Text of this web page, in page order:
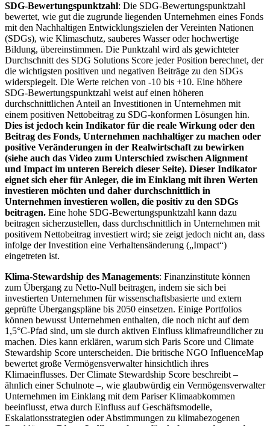
SDG-Bewertungspunktzahl: Die SDG-Bewertungspunktzahl
bewertet, wie gut die zugrunde liegenden Unternehmen eines Fonds
mit den Nachhaltigen Entwicklungszielen der Vereinten Nationen
(SDGs), wie Klimaschutz, sauberes Wasser oder hochwertige
Bildung, übereinstimmen. Die Punktzahl wird als gewichteter
Durchschnitt des SDG Solutions Score jeder Position berechnet, der
die wichtigsten positiven und negativen Beiträge zu den SDGs
widerspiegelt. Die Werte reichen von -10 bis +10. Eine höhere
SDG-Bewertungspunktzahl weist auf einen höheren
durchschnittlichen Anteil an Investitionen in Unternehmen mit
einem positiven Nettobeitrag zu SDG-konformen Lösungen hin.
Dies ist jedoch kein Indikator für die reale Wirkung oder den
Beitrag des Fonds, Unternehmen nachhaltiger zu machen oder
positive Veränderungen in der Realwirtschaft zu bewirken
(siehe auch das Video zum Unterschied zwischen Alignment
und Impact im unteren Bereich dieser Seite). Dieser Indikator
eignet sich eher für Anleger, die im Einklang mit ihren Werten
investieren möchten und daher durchschnittlich in
Unternehmen investieren wollen, die positiv zu den SDGs
beitragen. Eine hohe SDG-Bewertungspunktzahl kann dazu
beitragen sicherzustellen, dass durchschnittlich in Unternehmen mit
positivem Nettobeitrag investiert wird; sie zeigt jedoch nicht an, dass
infolge der Investition eine Verhaltensänderung („Impact“)
eingetreten ist.
Klima-Stewardship des Managements: Finanzinstitute können
zum Übergang zu Netto-Null beitragen, indem sie sich bei
investierten Unternehmen für wissenschaftsbasierte und extern
geprüfte Übergangspläne bis 2050 einsetzen. Einige Portfolios
können bewusst Unternehmen enthalten, die noch nicht auf dem
1,5°C-Pfad sind, um sie durch aktiven Einfluss klimafreundlicher zu
machen. Dies kann erklären, warum sich Paris Score und Climate
Stewardship Score unterscheiden. Die britische NGO InfluenceMap
bewertet große Vermögensverwalter hinsichtlich ihres
Klimaeinflusses. Der Climate Stewardship Score beschreibt –
ähnlich einer Schulnote –, wie glaubwürdig ein Vermögensverwalter
Unternehmen im Einklang mit dem Pariser Klimaabkommen
beeinflusst, etwa durch Einfluss auf Geschäftsmodelle,
Eskalationsstrategien oder Abstimmungen zu klimabezogenen